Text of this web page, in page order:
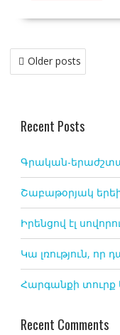
Posts
navigation
Older posts
Recent Posts
Գրական-
Շաբաթօրյակ
Իրենցով էլ
Կա լռություն, որ
Հարգանքի տուրք
Recent Comments